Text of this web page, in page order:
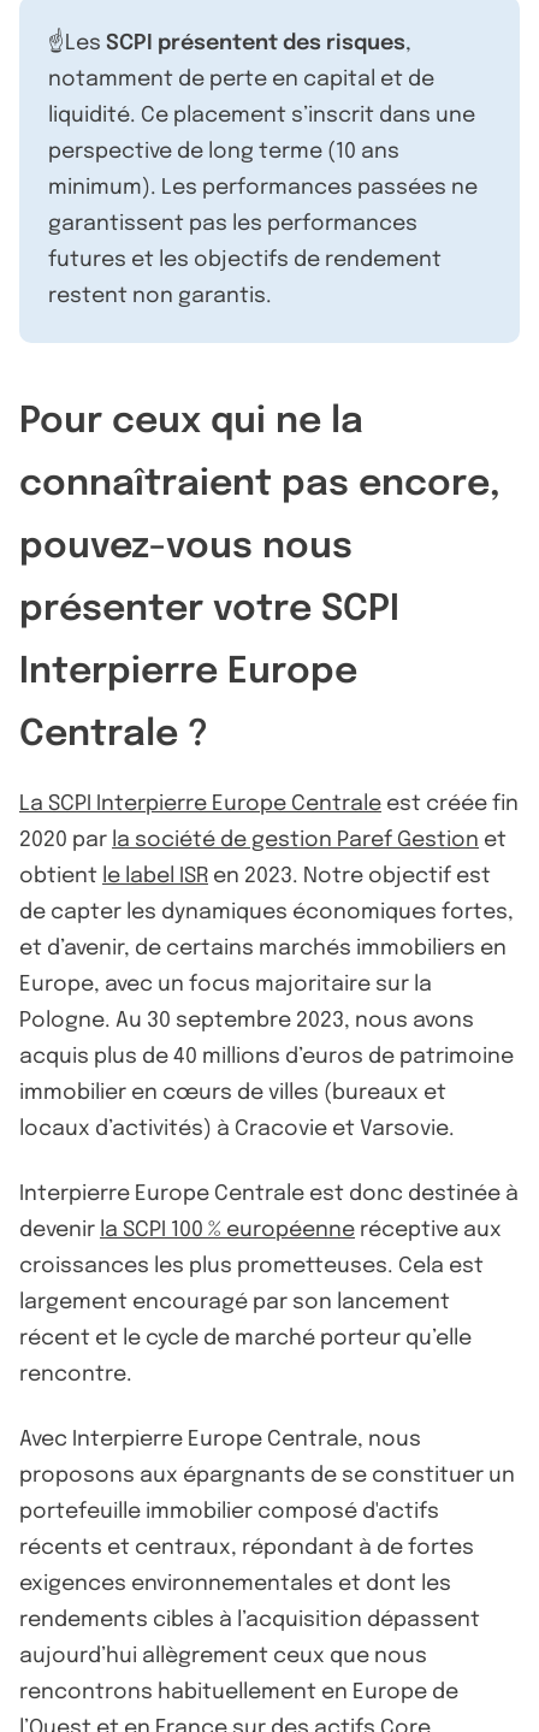
☝️Les SCPI présentent des risques,
notamment de perte en capital et de
liquidité. Ce placement s’inscrit dans une
perspective de long terme (10 ans
minimum). Les performances passées ne
garantissent pas les performances
futures et les objectifs de rendement
restent non garantis.
Pour ceux qui ne la
connaîtraient pas encore,
pouvez-vous nous
présenter votre SCPI
Interpierre Europe
Centrale ?
La SCPI Interpierre Europe Centrale est créée fin
2020 par la société de gestion Paref Gestion et
obtient le label ISR en 2023. Notre objectif est
de capter les dynamiques économiques fortes,
et d’avenir, de certains marchés immobiliers en
Europe, avec un focus majoritaire sur la
Pologne. Au 30 septembre 2023, nous avons
acquis plus de 40 millions d’euros de patrimoine
immobilier en cœurs de villes (bureaux et
locaux d’activités) à Cracovie et Varsovie.
Interpierre Europe Centrale est donc destinée à
devenir la SCPI 100 % européenne réceptive aux
croissances les plus prometteuses. Cela est
largement encouragé par son lancement
récent et le cycle de marché porteur qu’elle
rencontre.
Avec Interpierre Europe Centrale, nous
proposons aux épargnants de se constituer un
portefeuille immobilier composé d'actifs
récents et centraux, répondant à de fortes
exigences environnementales et dont les
rendements cibles à l’acquisition dépassent
aujourd’hui allègrement ceux que nous
rencontrons habituellement en Europe de